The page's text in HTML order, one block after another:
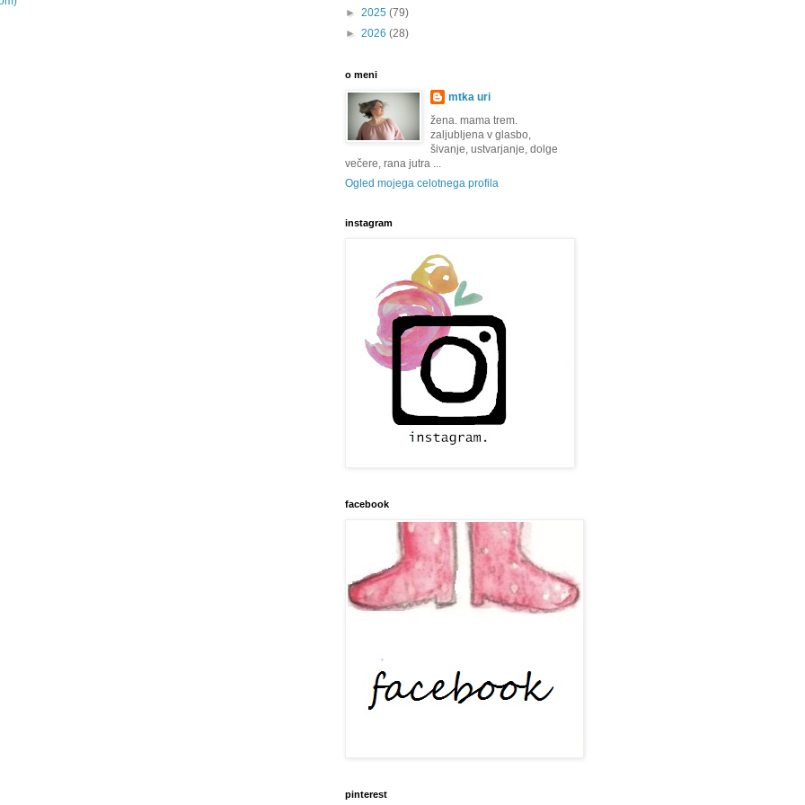
► 2025 (79)
► 2026 (28)
o meni
mtka uri
žena. mama trem.
zaljubljena v glasbo,
šivanje, ustvarjanje, dolge
večere, rana jutra ...
Ogled mojega celotnega profila
instagram
facebook
pinterest